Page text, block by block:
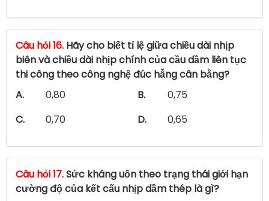
Câu hỏi 16. Hãy cho biết tỉ lệ giữa chiều dài nhịp
biên và chiều dài nhịp chính của cầu dầm liên tục
thi công theo công nghệ đúc hẫng cân bằng?
A.
0,80 B.
0,75
C.
0,70 D. 0,65
Câu hỏi 17.Sức kháng uốn theo trạng thái giới hạn
cường độ của kết cấu nhịp dầm thép là gì?